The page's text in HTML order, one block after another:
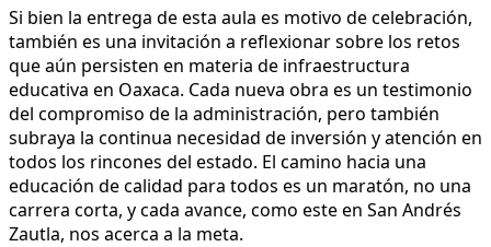
Si bien la entrega de esta aula es motivo de celebración,
también es una invitación a reflexionar sobre los retos
que aún persisten en materia de infraestructura
educativa en Oaxaca. Cada nueva obra es un testimonio
del compromiso de la administración, pero también
subraya la continua necesidad de inversión y atención en
todos los rincones del estado. El camino hacia una
educación de calidad para todos es un maratón, no una
carrera corta, y cada avance, como este en San Andrés
Zautla, nos acerca a la meta.